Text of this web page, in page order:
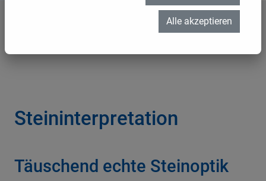
Steininterpretation
Täuschend echte Steinoptik
Alle akzeptieren